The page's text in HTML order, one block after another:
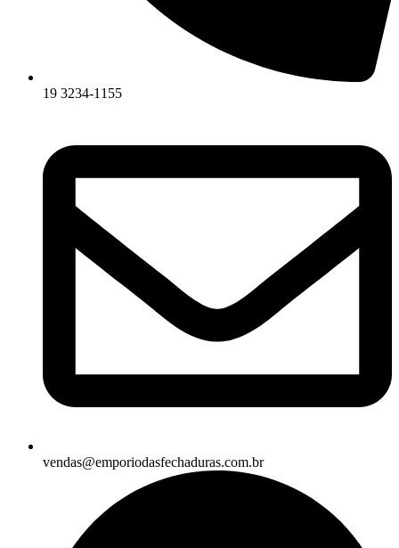
19 3234-1155
vendas@emporiodasfechaduras.com.br